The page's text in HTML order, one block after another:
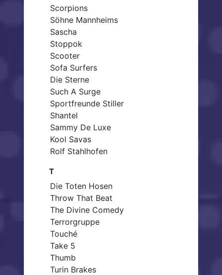
Scorpions
Söhne Mannheims
Sascha
Stoppok
Scooter
Sofa Surfers
Die Sterne
Such A Surge
Sportfreunde Stiller
Shantel
Sammy De Luxe
Kool Savas
Rolf Stahlhofen
T
Die Toten Hosen
Throw That Beat
The Divine Comedy
Terrorgruppe
Touché
Take 5
Thumb
Turin Brakes